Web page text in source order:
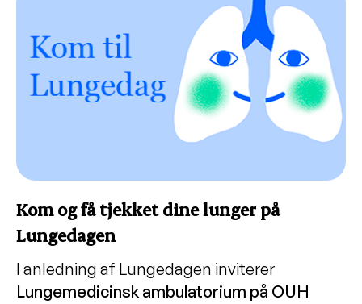
Kom og få tjekket dine lunger på
Lungedagen
I anledning af Lungedagen inviterer
Lungemedicinsk ambulatorium på OUH